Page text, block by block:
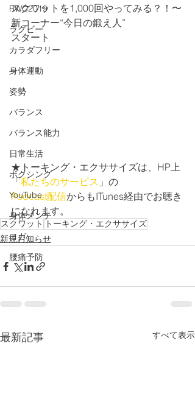
RWC2019
ラグビー
カラダフリー
身体運動
姿勢
バランス
バランス能力
日常生活
ボクシング
YouTube
身体メンテ
ヨガ
腰痛予防
スクワットを1,000回やってみる？！〜
新コーナー“今日の鍛え人”
スタート
★トーキング・エクササイズは、HP上
「私たちのサービス 」の
Podcast配信からもITunes経由でお聴き
になれます。
スクワット トーキング・エクササイズ
新規お知らせ
最新記事 すべて表示